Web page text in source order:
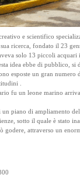
e scientifico
ricerca, fondato il 23
solo 13 piccoli acquari
idea ebbe di pubblico, si
esposte un gran numero
.
fu un leone marino
piano di ampliamento
sotto il quale è stato
godere, attraverso un